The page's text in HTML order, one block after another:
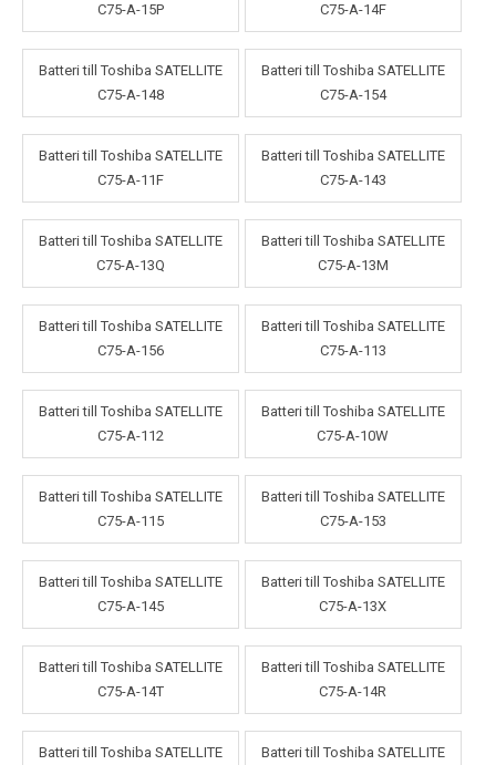
C75-A-15P
C75-A-14F
Batteri till Toshiba SATELLITE
C75-A-148
Batteri till Toshiba SATELLITE
C75-A-154
Batteri till Toshiba SATELLITE
C75-A-11F
Batteri till Toshiba SATELLITE
C75-A-143
Batteri till Toshiba SATELLITE
C75-A-13Q
Batteri till Toshiba SATELLITE
C75-A-13M
Batteri till Toshiba SATELLITE
C75-A-156
Batteri till Toshiba SATELLITE
C75-A-113
Batteri till Toshiba SATELLITE
C75-A-112
Batteri till Toshiba SATELLITE
C75-A-10W
Batteri till Toshiba SATELLITE
C75-A-115
Batteri till Toshiba SATELLITE
C75-A-153
Batteri till Toshiba SATELLITE
C75-A-145
Batteri till Toshiba SATELLITE
C75-A-13X
Batteri till Toshiba SATELLITE
C75-A-14T
Batteri till Toshiba SATELLITE
C75-A-14R
Batteri till Toshiba SATELLITE
Batteri till Toshiba SATELLITE